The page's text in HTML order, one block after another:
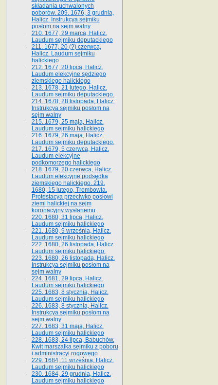
składania uchwalonych
poborów. 209. 1676, 3 grudnia,
Halicz. Instrukcya sejmiku
posłom na sejm walny
210. 1677, 29 marca, Halicz.
Laudum sejmiku deputackiego
211. 1677, 20 (?) czerwca,
Halicz. Laudum sejmiku
halickiego
212. 1677, 20 lipca, Halicz.
Laudum elekcyjne sędziego
ziemskiego halickiego
213. 1678, 21 lutego, Halicz.
Laudum sejmiku deputackiego.
214. 1678, 28 listopada, Halicz.
Instrukcya sejmiku posłom na
sejm walny
215. 1679, 25 maja, Halicz.
Laudum sejmiku halickiego
216. 1679, 26 maja, Halicz.
Laudum sejmiku deputackiego.
217. 1679, 5 czerwca, Halicz.
Laudum elekcyjne
podkomorzego halickiego
218. 1679, 20 czerwca, Halicz.
Laudum elekcyjne podsędka
ziemskiego halickiego. 219.
1680, 15 lutego, Trembowla.
Protestacya przeciwko posłowi
ziemi halickiej na sejm
koronacyjny wysłanemu
220. 1680, 31 lipca, Halicz.
Laudum sejmiku halickiego
221. 1680, 9 września, Halicz.
Laudum sejmiku halickiego
222. 1680, 26 listopada, Halicz.
Laudum sejmiku halickiego.
223. 1680, 26 listopada, Halicz.
Instrukcya sejmiku posłom na
sejm walny
224. 1681, 29 lipca, Halicz.
Laudum sejmiku halickiego
225. 1683, 8 stycznia, Halicz.
Laudum sejmiku halickiego
226. 1683, 8 stycznia, Halicz.
Instrukcya sejmiku posłom na
sejm walny
227. 1683, 31 maja, Halicz.
Laudum sejmiku halickiego
228. 1683, 24 lipca, Babuchów.
Kwit marszałka sejmiku z poboru
i administracyi rogowego
229. 1684, 11 września, Halicz.
Laudum sejmiku halickiego
230. 1684, 29 grudnia, Halicz.
Laudum sejmiku halickiego